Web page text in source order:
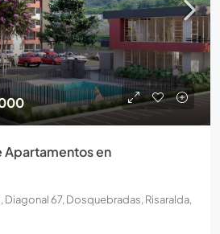
Apartamentos en
67, Dosquebradas, Risaralda,